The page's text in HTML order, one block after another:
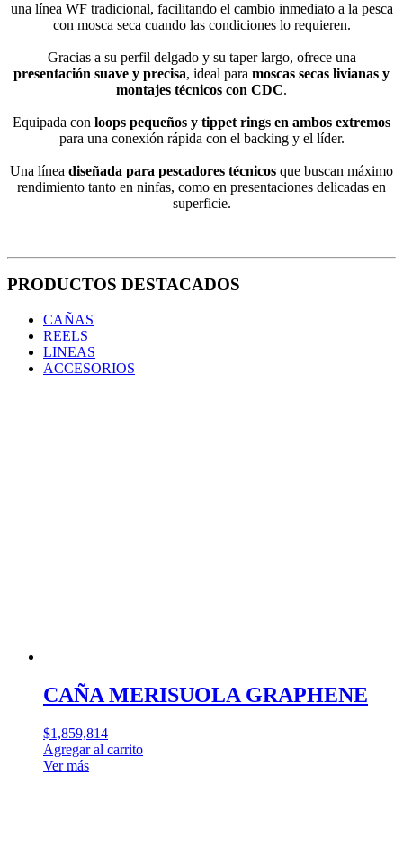
una línea WF tradicional, facilitando el cambio inmediato a la pesca
con mosca seca cuando las condiciones lo requieren.
Gracias a su perfil delgado y su taper largo, ofrece una
presentación suave y precisa, ideal para moscas secas livianas y
montajes técnicos con CDC.
Equipada con loops pequeños y tippet rings en ambos extremos
para una conexión rápida con el backing y el líder.
Una línea diseñada para pescadores técnicos que buscan máximo
rendimiento tanto en ninfas, como en presentaciones delicadas en
superficie.
PRODUCTOS DESTACADOS
CAÑAS
REELS
LINEAS
ACCESORIOS
CAÑA MERISUOLA GRAPHENE
$1,859,814
Agregar al carrito
Ver más